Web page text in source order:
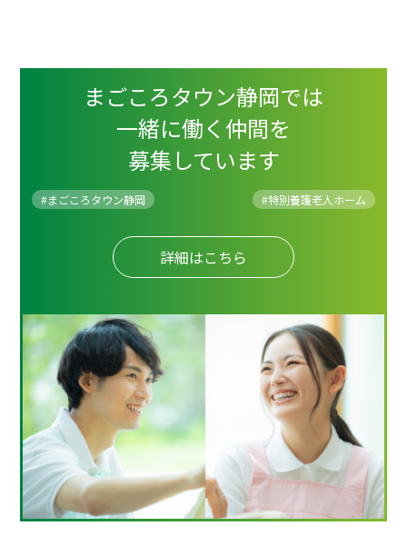
まごころタウン静岡では
一緒に働く仲間を
募集しています
#まごころタウン静岡 #特別養護老人ホーム
詳細はこちら